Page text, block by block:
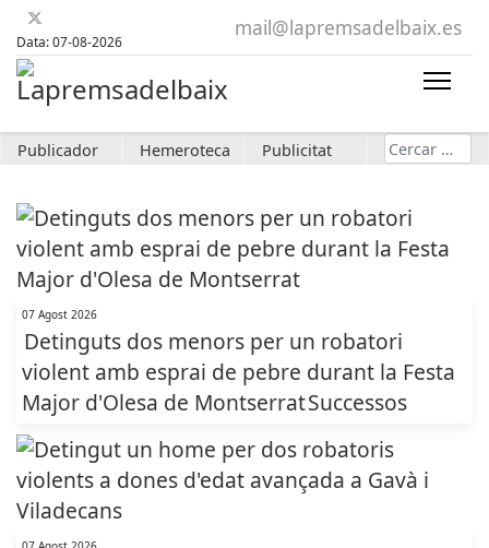
Data: 07-08-2026
mail@lapremsadelbaix.es
Publicador Hemeroteca Publicitat Cerca
07 Agost 2026
Detinguts dos menors per un robatori
violent amb esprai de pebre durant la Festa
Major d'Olesa de MontserratSuccessos